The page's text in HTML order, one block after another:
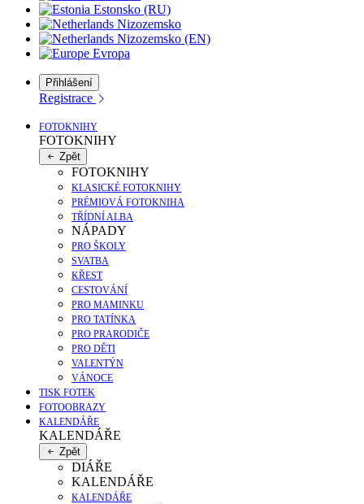
Estonsko (RU)
Nizozemsko
Nizozemsko (EN)
Evropa
Přihlášení
Registrace
FOTOKNIHY
FOTOKNIHY
Zpět
FOTOKNIHY
KLASICKÉ FOTOKNIHY
PRÉMIOVÁ FOTOKNIHA
TŘÍDNÍ ALBA
NÁPADY
PRO ŠKOLY
SVATBA
KŘEST
CESTOVÁNÍ
PRO MAMINKU
PRO TATÍNKA
PRO PRARODIČE
PRO DĚTI
VALENTÝN
VÁNOCE
TISK FOTEK
FOTOOBRAZY
KALENDÁŘE
KALENDÁŘE
Zpět
DIÁŘE
KALENDÁŘE
KALENDÁŘE